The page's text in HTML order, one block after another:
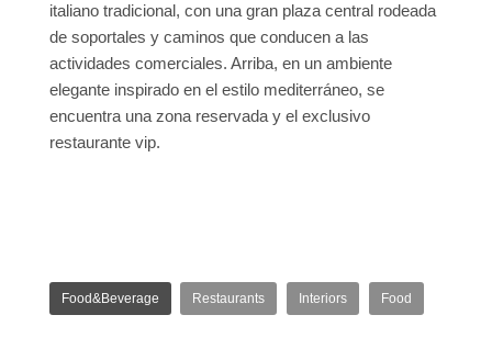
italiano tradicional, con una gran plaza central rodeada
de soportales y caminos que conducen a las
actividades comerciales. Arriba, en un ambiente
elegante inspirado en el estilo mediterráneo, se
encuentra una zona reservada y el exclusivo
restaurante vip.
Food&Beverage Restaurants Interiors Food